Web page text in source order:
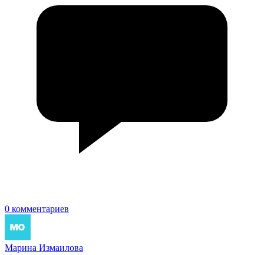
0 комментариев
Марина Измаилова